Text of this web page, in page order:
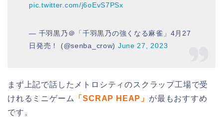
pic.twitter.com/j6oEvS7PSx
— 千羽黒乃＠「千羽黒乃の強くなる麻雀」4月27
日発売！ (@senba_crow) June 27, 2023
まず上記で話したメトロシティのスクラップ工場で受
けれるミニゲーム
「SCRAP HEAP」 が最もおすすめ
です。